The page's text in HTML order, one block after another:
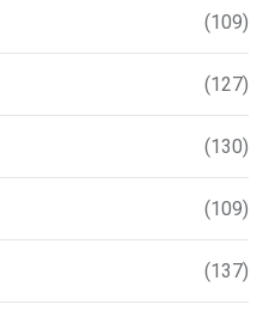
(109)
(127)
(130)
(109)
(137)